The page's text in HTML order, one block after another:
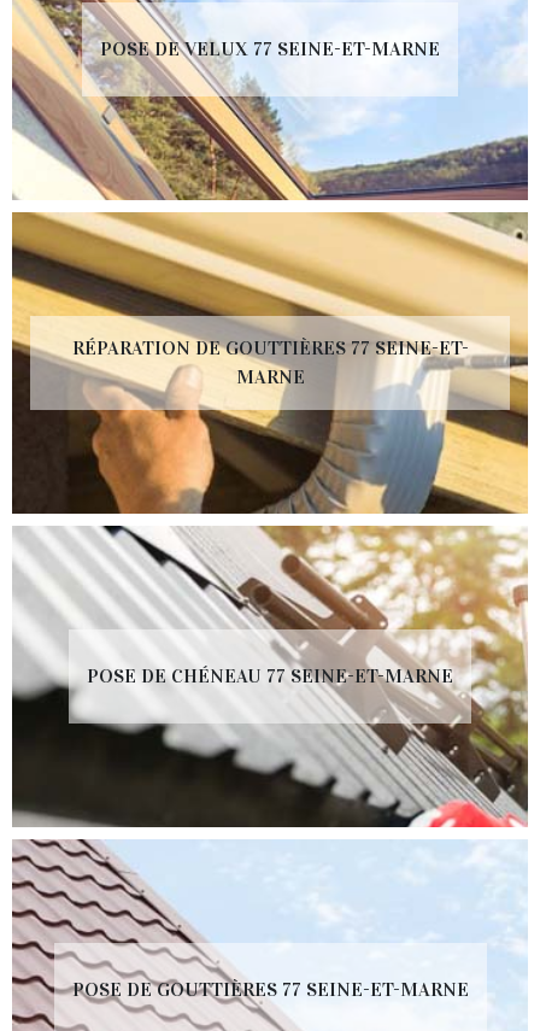
POSE DE VELUX 77 SEINE-ET-MARNE
RÉPARATION DE GOUTTIÈRES 77 SEINE-ET-
MARNE
POSE DE CHÉNEAU 77 SEINE-ET-MARNE
POSE DE GOUTTIÈRES 77 SEINE-ET-MARNE